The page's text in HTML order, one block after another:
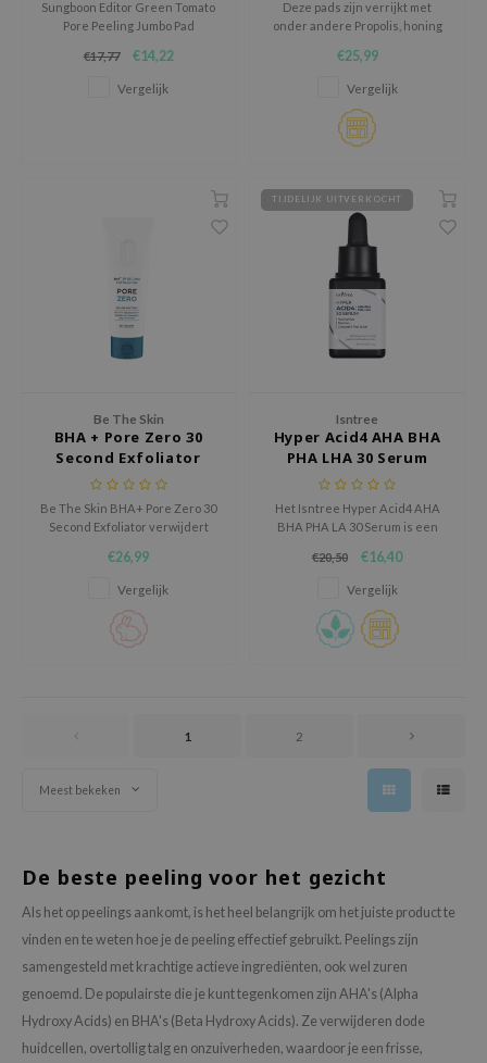
Sungboon Editor Green Tomato
Pore Peeling Jumbo Pad
onzuiverheden en talg, en
tomaat en Pore Clean Complex
€17,77 €14,22
Vergelijk
Deze pads zijn verrijkt met
onder andere Propolis, honing
exfoliëren en te verzorgen.
€25,99
Vergelijk
Be The Skin
BHA + Pore Zero 30
Second Exfoliator
Be The Skin BHA+ Pore Zero 30
Second Exfoliator verwijdert
en onthult een gladdere,
frissere en stralende huid.
€26,99
Vergelijk
TIJDELIJK UITVERKOCHT
Isntree
Hyper Acid4 AHA BHA
PHA LHA 30 Serum
Het Isntree Hyper Acid4 AHA
BHA PHA LA 30 Serum is een
gladder maakt, talg onder
controle houdt en de elasticiteit
bevorderen.
€20,50 €16,40
Vergelijk
1 2
Meest bekeken
De beste peeling voor het gezicht
Als het op peelings aankomt, is het heel belangrijk om het juiste product te
vinden en te weten hoe je de peeling effectief gebruikt. Peelings zijn
samengesteld met krachtige actieve ingrediënten, ook wel zuren
genoemd. De populairste die je kunt tegenkomen zijn AHA's (Alpha
Hydroxy Acids) en BHA's (Beta Hydroxy Acids). Ze verwijderen dode
huidcellen, overtollig talg en onzuiverheden, waardoor je een frisse,